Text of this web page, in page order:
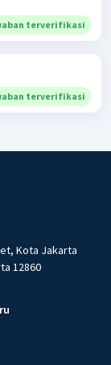
terverifikasi
terverifikasi
Kota Jakarta
12860